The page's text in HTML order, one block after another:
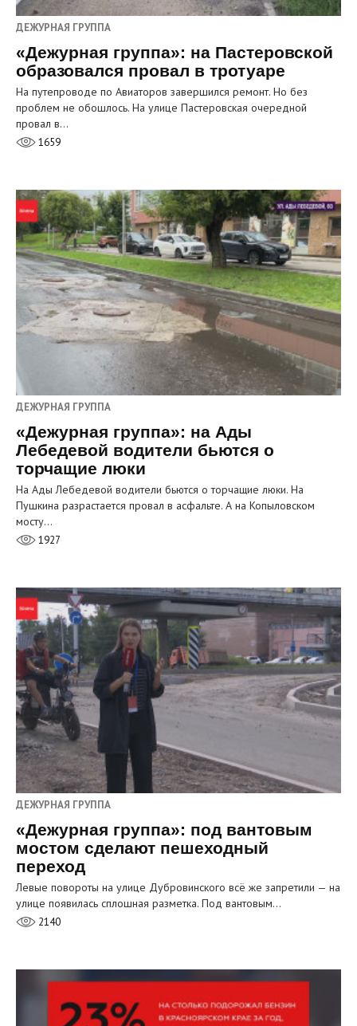
ДЕЖУРНАЯ ГРУППА
«Дежурная группа»: на Пастеровской
образовался провал в тротуаре
На путепроводе по Авиаторов завершился ремонт. Но без
проблем не обошлось. На улице Пастеровская очередной
провал в…
1659
ДЕЖУРНАЯ ГРУППА
«Дежурная группа»: на Ады
Лебедевой водители бьются о
торчащие люки
На Ады Лебедевой водители бьются о торчащие люки. На
Пушкина разрастается провал в асфальте. А на Копыловском
мосту…
1927
ДЕЖУРНАЯ ГРУППА
«Дежурная группа»: под вантовым
мостом сделают пешеходный
переход
Левые повороты на улице Дубровинского всё же запретили — на
улице появилась сплошная разметка. Под вантовым…
2140